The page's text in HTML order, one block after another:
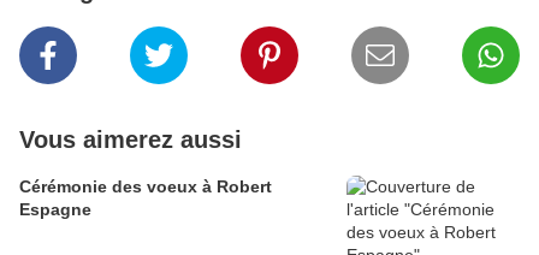
Vous aimerez aussi
Cérémonie des voeux à Robert
Espagne